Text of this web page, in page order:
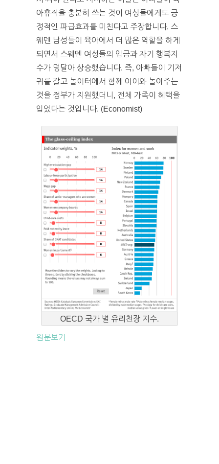
아휴직을 충분히 쓰는 것이 여성들에게도 긍
정적인 파급효과를 미친다고 주장합니다. 스
웨덴 남성들이 육아에서 더 많은 역할을 하게
되면서 스웨덴 여성들의 임금과 자기 행복지
수가 덩달아 상승했습니다. 즉, 아빠들이 기저
귀를 갈고 놀이터에서 함께 아이와 놀아주는
것을 정부가 지원했더니, 전체 가족이 혜택을
입었다는 것입니다. (Economist)
OECD 국가 별 유리천장 지수.
원문보기